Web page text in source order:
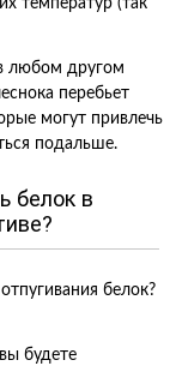
температур (так
любом другом
перебьет
могут привлечь
подальше.
белок в
будете